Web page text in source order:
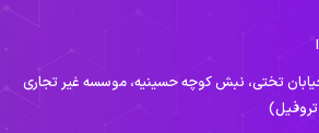
تختی، نبش کوچه حسینیه، موسسه غیر تجاری